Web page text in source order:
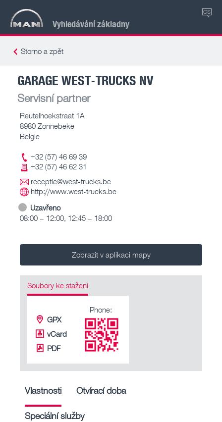
Vyhledávání základny
CS
Storno a zpět
GARAGE WEST-TRUCKS NV
Servisní partner
Reutelhoekstraat 1A
8980 Zonnebeke
Belgie
+32 (57) 46 69 39
+32 (57) 46 62 31
receptie@west-trucks.be
http://www.west-trucks.be
Uzavřeno
08:00 – 12:00, 12:45 – 18:00
Zobrazit v aplikaci mapy
Soubory ke stažení
GPX
vCard
PDF
Phone:
Vlastnosti Otvírací doba
Speciální služby